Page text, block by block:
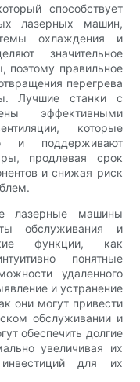
способствует
лазерных машин,
охлаждения и
значительное
поэтому правильное
перегрева
Лучшие станки с
эффективными
которые
и поддерживают
продлевая срок
и снижая риск
лазерные машины
обслуживания и
функции, как
понятные
удаленного
и устранение
они могут привести
обслуживании и
обеспечить долгие
увеличивая их
для их